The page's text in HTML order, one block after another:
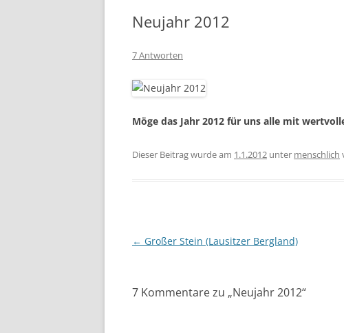
Neujahr 2012
7 Antworten
Möge das Jahr 2012 für uns alle mit
Dieser Beitrag wurde am 1.1.2012 unter menschlich
Beitragsnavigation
← Großer Stein (Lausitzer Bergland)
7 Kommentare zu „Neujahr 2012“